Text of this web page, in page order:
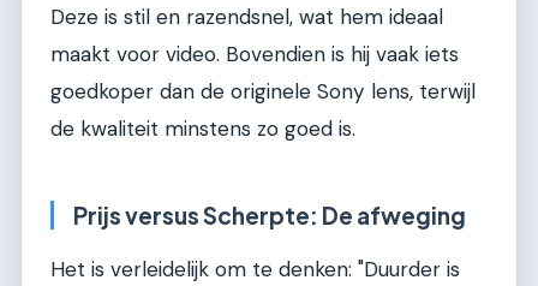
Deze is stil en razendsnel, wat hem ideaal
maakt voor video. Bovendien is hij vaak iets
goedkoper dan de originele Sony lens, terwijl
de kwaliteit minstens zo goed is.
Prijs versus Scherpte: De afweging
Het is verleidelijk om te denken: "Duurder is